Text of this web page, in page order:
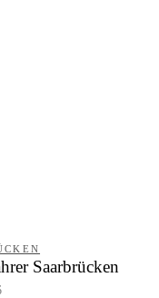
Saarbrücken